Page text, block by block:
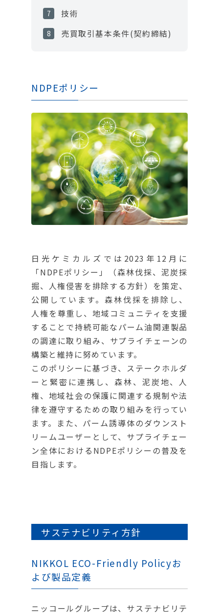
技術
売買取引基本条件(契約締結)
NDPEポリシー
日光ケミカルズでは2023年12月に
「NDPEポリシー」（森林伐採、泥炭採
掘、人権侵害を排除する方針）を策定、
公開しています。森林伐採を排除し、
人権を尊重し、地域コミュニティを支援
することで持続可能なパーム油関連製品
の調達に取り組み、サプライチェーンの
構築と維持に努めています。
このポリシーに基づき、ステークホルダ
ーと緊密に連携し、森林、泥炭地、人
権、地域社会の保護に関連する規制や法
律を遵守するための取り組みを行ってい
ます。また、パーム誘導体のダウンスト
リームユーザーとして、サプライチェー
ン全体におけるNDPEポリシーの普及を
目指します。
サステナビリティ方針
NIKKOL ECO-Friendly Policyお
よび製品定義
ニッコールグループは、サステナビリテ